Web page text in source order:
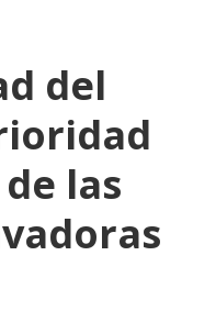
del
las